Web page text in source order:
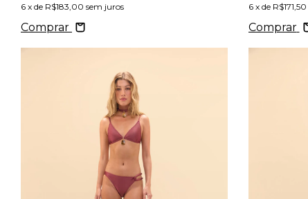
6 x de R$183,00 sem juros
Comprar
6 x de R$171,50
Comprar